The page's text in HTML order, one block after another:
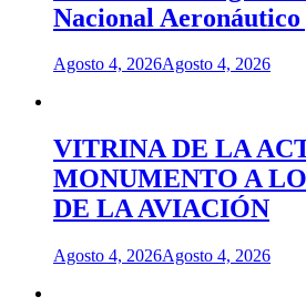
Nacional Aeronáutico
Agosto 4, 2026Agosto 4, 2026
VITRINA DE LA
MONUMENTO A
DE LA AVIACIÓN
Agosto 4, 2026Agosto 4, 2026